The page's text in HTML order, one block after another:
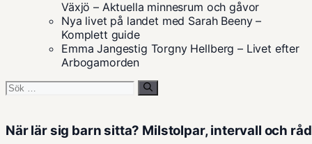
Växjö – Aktuella minnesrum och gåvor
Nya livet på landet med Sarah Beeny –
Komplett guide
Emma Jangestig Torgny Hellberg – Livet efter
Arbogamorden
Sök
När lär sig barn sitta? Milstolpar, intervall och råd